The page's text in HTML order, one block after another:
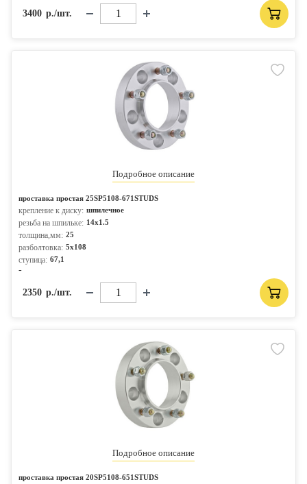
3400 р./шт.
Подробное описание
проставка простая 25SP5108-671STUDS
крепление к диску: шпилечное
резьба на шпильке: 14x1.5
толщина,мм: 25
разболтовка: 5x108
ступица: 67,1
-
2350 р./шт.
Подробное описание
проставка простая 20SP5108-651STUDS